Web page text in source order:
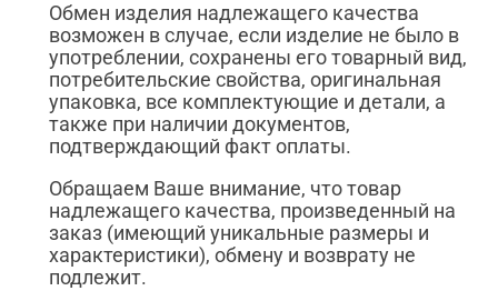
Обмен изделия надлежащего качества
возможен в случае, если изделие не было в
употреблении, сохранены его товарный вид,
потребительские свойства, оригинальная
упаковка, все комплектующие и детали, а
также при наличии документов,
подтверждающий факт оплаты.
Обращаем Ваше внимание, что товар
надлежащего качества, произведенный на
заказ (имеющий уникальные размеры и
характеристики), обмену и возврату не
подлежит.